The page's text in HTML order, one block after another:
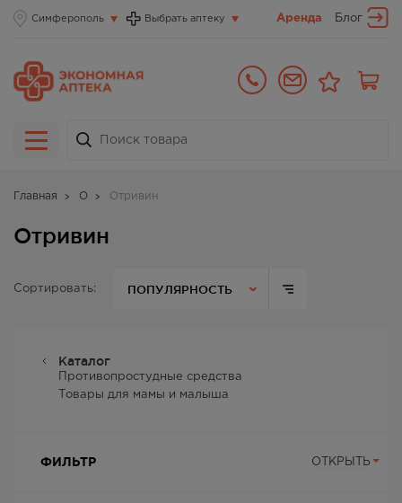
Симферополь Выбрать аптеку Аренда Блог
Главная О Отривин
Отривин
Сортировать: ПОПУЛЯРНОСТЬ
Каталог
Противопростудные средства
Товары для мамы и малыша
ФИЛЬТР ОТКРЫТЬ